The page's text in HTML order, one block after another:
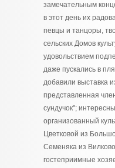
замечательным
в этот день их
певцы и танцоры,
сельских Домов
удовольствием
даже пускались в
добавили выставка
представленная
сундучок";
организованный
Цветковой из
Семеняка из
гостеприимные